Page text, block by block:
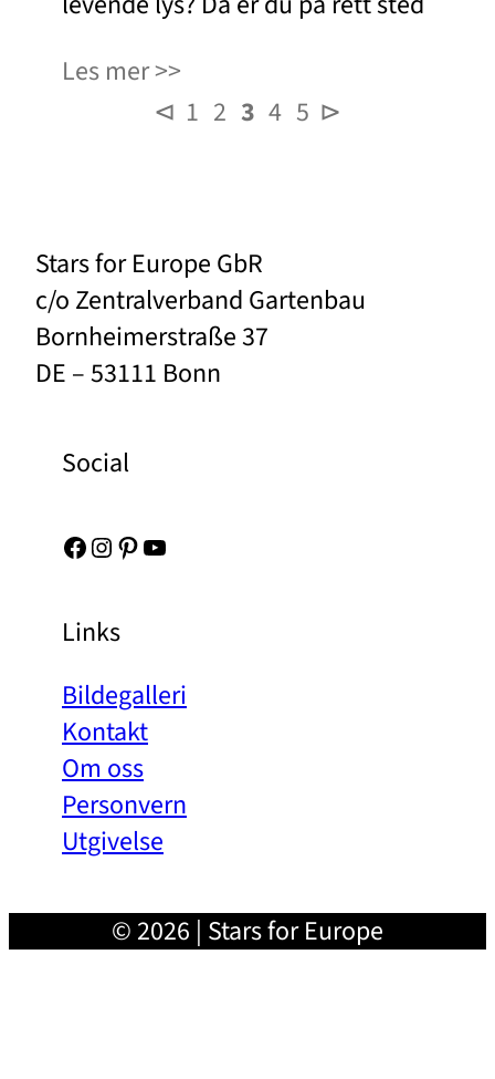
Les mer
⊲ 1 2 3 4 5 ⊳
Stars for Europe GbR
c/o Zentralverband Gartenbau
Bornheimerstraße 37
DE – 53111 Bonn
Social
Facebook Instagram Pinterest YouTube
Links
Bildegalleri
Kontakt
Om oss
Personvern
Utgivelse
© 2026 | Stars for Europe